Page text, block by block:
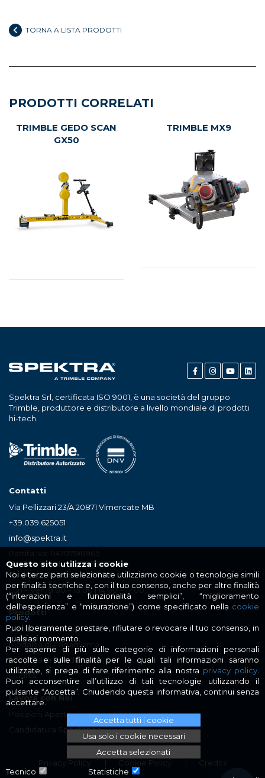
TORNA A LISTA PRODOTTI
PRODOTTI CORRELATI
TRIMBLE GEDO SCAN
GX50
TRIMBLE MX9
Spektra Srl, certificata ISO 9001, è una società del gruppo
Trimble, produttore e distributore a livello mondiale di prodotti
hi-tech.
Contatti
Via Pellizzari 23/A 20871 Vimercate MB
+39.039.625051
info@spektra.it
Partita Iva: 04707190965
Codice Fiscale : 04707190965
Codice Univoco: MJEGRSK
Lun – Ven: 9:00 – 13:00 | 14:00 – 17:00
Prodotti
Condizioni Generali di Vendita
Modalità di Pagamento
Modalità di Spedizione
Qualità
Lavora con Noi
Posizioni Aperte
Candidatura Spontanea
Privacy Policy Cookie Policy Credits
Questo sito utilizza i cookie
Noi e terze parti selezionate utilizziamo cookie o tecnologie simili
per finalità tecniche e, con il tuo consenso, anche per altre finalità
(“interazioni e funzionalità semplici”, “miglioramento
dell'esperienza” e “misurazione”) come specificato nella cookie
policy.
Puoi liberamente prestare, rifiutare o revocare il tuo consenso, in
qualsiasi momento.
Per saperne di più sulle categorie di informazioni personali
raccolte e sulle finalità per le quali tali informazioni saranno
utilizzate, si prega di fare riferimento alla nostra privacy policy
Puoi acconsentire all’utilizzo di tali tecnologie utilizzando il
pulsante “Accetta”. Chiudendo questa informativa, continui senza
accettare.
Accetta tutti i cookie
Usa solo i cookie necessari
Accetta selezionati
Tecnico
Statistiche